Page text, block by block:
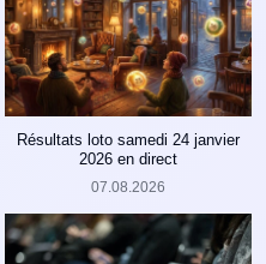
Résultats loto samedi 24 janvier
2026 en direct
07.08.2026